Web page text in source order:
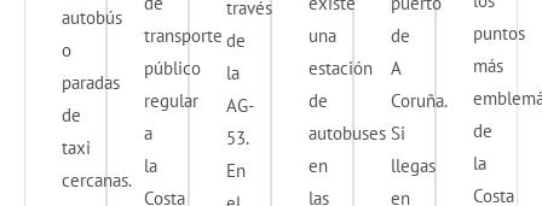
autobús
o
paradas
de
taxi
cercanas.
transporte
público
regular
a
la
Costa
través
de
la
AG-
53.
En
una
estación
de
autobuses
en
las
de
A
Coruña.
Si
llegas
en
puntos
más
de
la
Costa